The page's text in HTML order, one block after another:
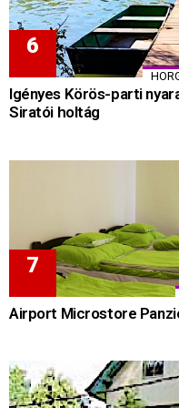
Igényes Körös-parti
Siratói holtág
Airport Microstore